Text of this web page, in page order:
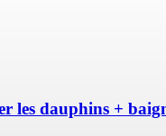
les dauphins +